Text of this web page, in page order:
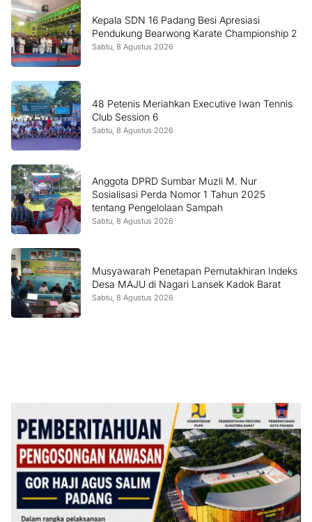
Kepala SDN 16 Padang Besi Apresiasi
Pendukung Bearwong Karate Championship 2
Sabtu, 8 Agustus 2026
48 Petenis Meriahkan Executive Iwan Tennis
Club Session 6
Sabtu, 8 Agustus 2026
Anggota DPRD Sumbar Muzli M. Nur
Sosialisasi Perda Nomor 1 Tahun 2025
tentang Pengelolaan Sampah
Sabtu, 8 Agustus 2026
Musyawarah Penetapan Pemutakhiran Indeks
Desa MAJU di Nagari Lansek Kadok Barat
Sabtu, 8 Agustus 2026